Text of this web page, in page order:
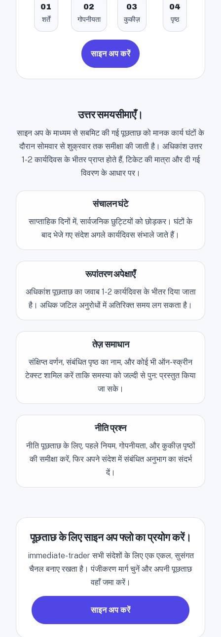
01
शर्तें
02
गोपनीयता
03
कुकीज़
04
पृष्ठ
साइन अप करें
उत्तर समयसीमाएँ।
साइन अप के माध्यम से सबमिट की गई पूछताछ को मानक कार्य घंटों के
दौरान सोमवार से शुक्रवार तक समीक्षा की जाती है। अधिकांश उत्तर
1-2 कार्यदिवस के भीतर प्राप्त होते हैं, टिकेट की मात्रा और दी गई
विवरण के आधार पर।
संचालन घंटे
साप्ताहिक दिनों में, सार्वजनिक छुट्टियों को छोड़कर। घंटों के
बाद भेजे गए संदेश अगले कार्यदिवस संभाले जाते हैं।
रूपांतरण अपेक्षाएँ
अधिकांश पूछताछ का जवाब 1-2 कार्यदिवस के भीतर दिया जाता
है। अधिक जटिल अनुरोधों में अतिरिक्त समय लग सकता है।
तेज़ समाधान
संक्षिप्त वर्णन, संबंधित पृष्ठ का नाम, और कोई भी ऑन-स्क्रीन
टेक्स्ट शामिल करें ताकि समस्या को जल्दी से पुन: प्रस्तुत किया
जा सके।
नीति प्रश्न
नीति पूछताछ के लिए, पहले नियम, गोपनीयता, और कुकीज़ पृष्ठों
की समीक्षा करें, फिर अपने संदेश में संबंधित अनुभाग का संदर्भ
दें।
पूछताछ के लिए साइन अप फ्लो का प्रयोग करें।
immediate-trader सभी संदेशों के लिए एक एकल, सुसंगत
चैनल बनाए रखता है। पंजीकरण मार्ग चुनें और अपनी पूछताछ
वहाँ जमा करें।
साइन अप करें